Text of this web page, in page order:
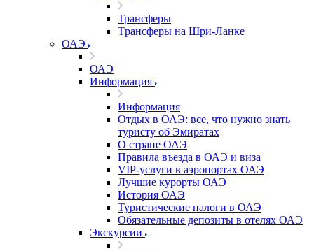
Трансферы
Tрансферы на Шри-Ланке
ОАЭ
ОАЭ
Информация
Информация
Отдых в ОАЭ: все, что нужно знать
туристу об Эмиратах
О стране ОАЭ
Правила въезда в ОАЭ и виза
VIP-услуги в аэропортах ОАЭ
Лучшие курорты ОАЭ
История ОАЭ
Туристические налоги в ОАЭ
Обязательные депозиты в отелях ОАЭ
Экскурсии